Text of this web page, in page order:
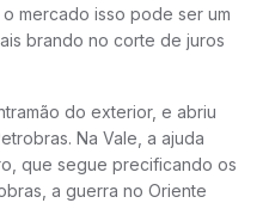
mercado isso pode ser um
brando no corte de juros
do exterior, e abriu
Na Vale, a ajuda
que segue precificando os
a guerra no Oriente